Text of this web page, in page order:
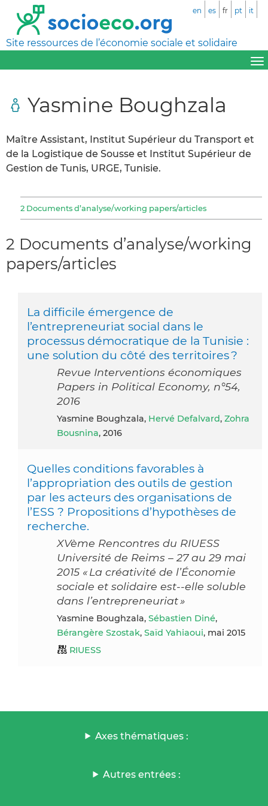
Site ressources de l’économie sociale et solidaire
en es fr pt it
Yasmine Boughzala
Maître Assistant, Institut Supérieur du Transport et
de la Logistique de Sousse et Institut Supérieur de
Gestion de Tunis, URGE, Tunisie.
2 Documents d’analyse/working papers/articles
2 Documents d’analyse/working
papers/articles
La difficile émergence de
l’entrepreneuriat social dans le
processus démocratique de la Tunisie :
une solution du côté des territoires ?
Revue Interventions économiques
Papers in Political Economy, n°54,
2016
Yasmine Boughzala, Hervé Defalvard, Zohra
Bousnina, 2016
Quelles conditions favorables à
l’appropriation des outils de gestion
par les acteurs des organisations de
l’ESS ? Propositions d’hypothèses de
recherche.
XVème Rencontres du RIUESS
Université de Reims – 27 au 29 mai
2015 « La créativité de l’Économie
sociale et solidaire est-­‐elle soluble
dans l’entrepreneuriat »
Yasmine Boughzala, Sébastien Diné,
Bérangère Szostak, Saïd Yahiaoui, mai 2015
RIUESS
Axes thématiques :
Autres entrées :